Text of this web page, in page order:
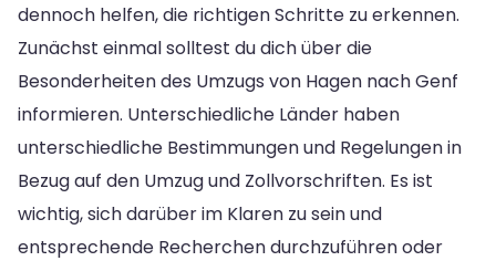
dennoch helfen, die richtigen Schritte zu erkennen.
Zunächst einmal solltest du dich über die
Besonderheiten des Umzugs von Hagen nach Genf
informieren. Unterschiedliche Länder haben
unterschiedliche Bestimmungen und Regelungen in
Bezug auf den Umzug und Zollvorschriften. Es ist
wichtig, sich darüber im Klaren zu sein und
entsprechende Recherchen durchzuführen oder